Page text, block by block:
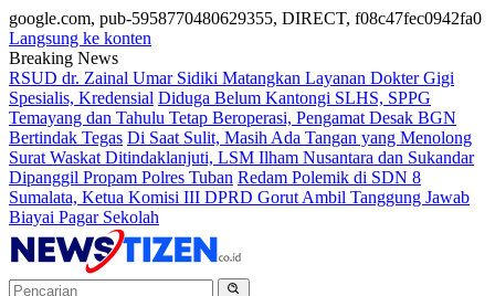
google.com, pub-5958770480629355, DIRECT, f08c47fec0942fa0
Langsung ke konten
Breaking News
RSUD dr. Zainal Umar Sidiki Matangkan Layanan Dokter Gigi
Spesialis, Kredensial Diduga Belum Kantongi SLHS, SPPG
Temayang dan Tahulu Tetap Beroperasi, Pengamat Desak BGN
Bertindak Tegas Di Saat Sulit, Masih Ada Tangan yang Menolong
Surat Waskat Ditindaklanjuti, LSM Ilham Nusantara dan Sukandar
Dipanggil Propam Polres Tuban Redam Polemik di SDN 8
Sumalata, Ketua Komisi III DPRD Gorut Ambil Tanggung Jawab
Biayai Pagar Sekolah